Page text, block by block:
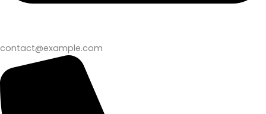
contact@example.com